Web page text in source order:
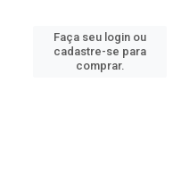
Faça seu login ou
cadastre-se para
comprar.